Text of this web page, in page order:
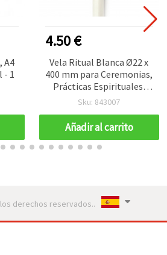
A4
- 1
4.50 €
Vela Ritual Blanca Ø22 x
400 mm para Ceremonias,
Prácticas Espirituales,
Rituales Mágicos,
Sku: 843007
Añadir al carrito
los derechos reservados..